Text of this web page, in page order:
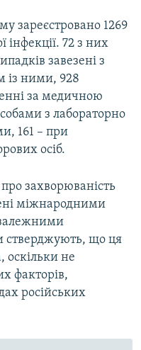
зареєстровано 1269
інфекції. 72 з них
завезені з
із ними, 928
за медичною
з лабораторно
161 – при
осіб.
захворюваність
міжнародними
стверджують, що ця
оскільки не
факторів,
російських